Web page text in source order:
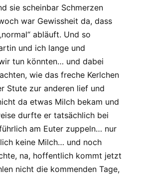
sie scheinbar Schmerzen
war Gewissheit da, dass
abläuft. Und so
und ich lange und
tun könnten… und dabei
wie das freche Kerlchen
Stute zur anderen lief und
da etwas Milch bekam und
durfte er tatsächlich bei
am Euter zuppeln… nur
keine Milch… und noch
na, hoffentlich kommt jetzt
nicht die kommenden Tage,